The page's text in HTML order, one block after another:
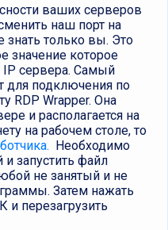
ваших серверов
наш порт на
знать только вы. Это
значение которое
IP сервера. Самый
для подключения по
RDP Wrapper. Она
и располагается на
на рабочем столе, то
Необходимо
запустить файл
не занятый и не
Затем нажать
и перезагрузить